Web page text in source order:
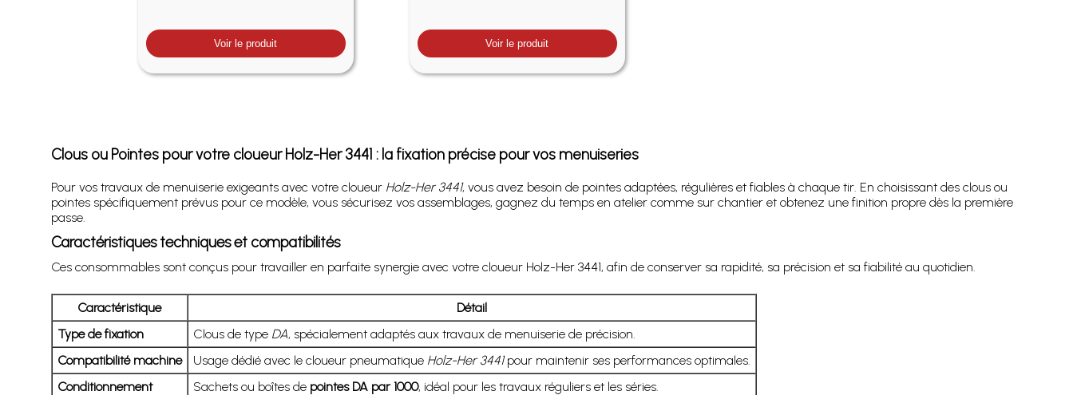
Voir le produit Voir le produit
Clous ou Pointes pour votre cloueur Holz-Her 3441 : la fixation précise pour vos menuiseries
Pour vos travaux de menuiserie exigeants avec votre cloueur Holz-Her 3441, vous avez besoin de pointes adaptées, régulières et fiables à chaque tir. En choisissant des clous ou
pointes spécifiquement prévus pour ce modèle, vous sécurisez vos assemblages, gagnez du temps en atelier comme sur chantier et obtenez une finition propre dès la première
passe.
Caractéristiques techniques et compatibilités
Ces consommables sont conçus pour travailler en parfaite synergie avec votre cloueur Holz-Her 3441, afin de conserver sa rapidité, sa précision et sa fiabilité au quotidien.
Caractéristique
Détail
Type de fixation
Clous de type DA, spécialement adaptés aux travaux de menuiserie de précision.
Compatibilité machine
Usage dédié avec le cloueur pneumatique Holz-Her 3441pour maintenir ses performances optimales.
Conditionnement
Sachets ou boîtes de pointes DA par 1000, idéal pour les travaux réguliers et les séries.